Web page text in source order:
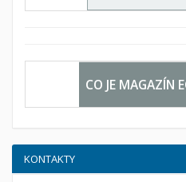
CO JE MAGAZÍN
KONTAKTY